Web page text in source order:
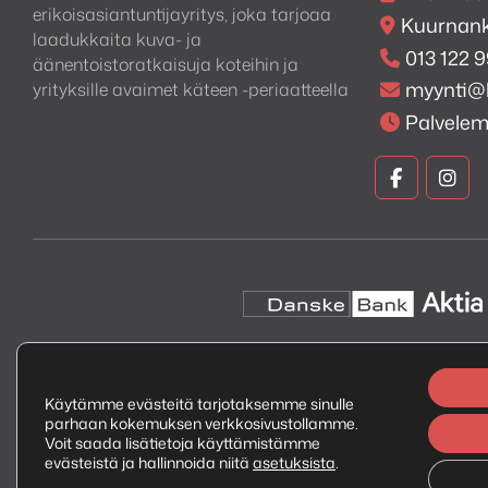
Kaiuttimessa on RCA-
kuten tietokoneisiin,
– musta, valkoinen ja
erikoisasiantuntijayritys, joka tarjoaa
laadukkaita kuva- ja
äänentoistoratkaisuja koteihin ja
yrityksille avaimet käteen -periaatteella
013 122
Kuva
Facebook
Kuva
Copyright © 2026 Kuva ja Ääni Oy Tietosuojaseloste
Käytämme evästeitä tarjotaksemme sinulle
parhaan kokemuksen verkkosivustollamme.
Voit saada lisätietoja käyttämistämme
evästeistä ja hallinnoida niitä asetuksista.